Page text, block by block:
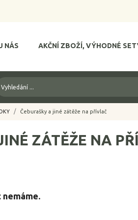
NÁS AKČNÍ ZBOŽÍ, VÝHODNÉ
Čeburašky a jiné zátěže na přívlač
ZÁTĚŽE NA